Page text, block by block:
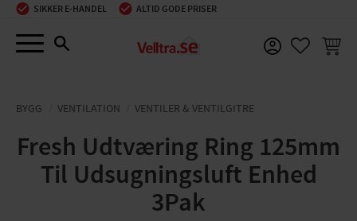
Menu
SIKKER E-HANDEL ALTID GODE PRISER
BYGG VENTILATION VENTILER & VENTILGITRE
Fresh Udtværing Ring 125mm
Til Udsugningsluft Enhed
3Pak